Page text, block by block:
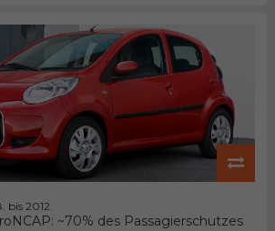
bis 2012.
~70% des Passagierschutzes